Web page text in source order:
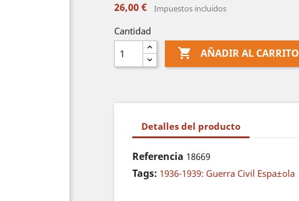
26,00 € Impuestos incluidos
Cantidad
 AÑADIR AL CARRITO
Detalles del producto
Referencia 18669
Tags: 1936-1939: Guerra Civil Espa±ola